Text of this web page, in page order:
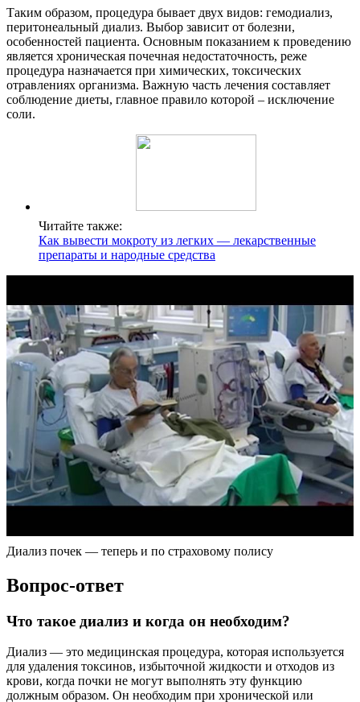
Таким образом, процедура бывает двух видов: гемодиализ,
перитонеальный диализ. Выбор зависит от болезни,
особенностей пациента. Основным показанием к проведению
является хроническая почечная недостаточность, реже
процедура назначается при химических, токсических
отравлениях организма. Важную часть лечения составляет
соблюдение диеты, главное правило которой – исключение
соли.
Читайте также:
Как вывести мокроту из легких — лекарственные
препараты и народные средства
Диализ почек — теперь и по страховому полису
Вопрос-ответ
Что такое диализ и когда он необходим?
Диализ — это медицинская процедура, которая используется
для удаления токсинов, избыточной жидкости и отходов из
крови, когда почки не могут выполнять эту функцию
должным образом. Он необходим при хронической или